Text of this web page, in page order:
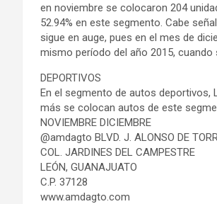
en noviembre se colocaron 204
52.94% en este segmento. Cabe
sigue en auge, pues en el mes de
mismo período del año 2015,
DEPORTIVOS
En el segmento de autos deportivos,
más se colocan autos de este
NOVIEMBRE DICIEMBRE
@amdagto BLVD. J. ALONSO DE
COL. JARDINES DEL CAMPESTRE
LEÓN, GUANAJUATO
C.P. 37128
www.amdagto.com